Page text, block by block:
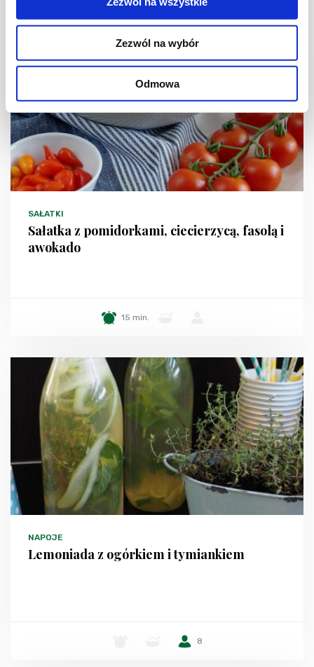
Zezwól na wybór
Odmowa
SAŁATKI
Sałatka z pomidorkami, ciecierzycą, fasolą i
awokado
15 min.
NAPOJE
Lemoniada z ogórkiem i tymiankiem
8